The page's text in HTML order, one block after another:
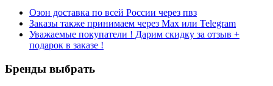
Озон доставка по всей России через пвз
Заказы также принимаем через Max или Telegram
Уважаемые покупатели ! Дарим скидку за отзыв +
подарок в заказе !
Бренды выбрать